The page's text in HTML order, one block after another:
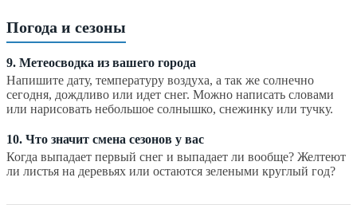
Погода и сезоны
9. Метеосводка из вашего города
Напишите дату, температуру воздуха, а так же солнечно
сегодня, дождливо или идет снег. Можно написать словами
или нарисовать небольшое солнышко, снежинку или тучку.
10. Что значит смена сезонов у вас
Когда выпадает первый снег и выпадает ли вообще? Желтеют
ли листья на деревьях или остаются зелеными круглый год?